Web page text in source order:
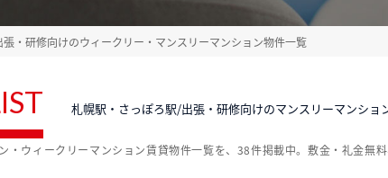
張・研修向けのウィークリー・マンスリーマンション物件一覧
札幌駅・さっぽろ駅/出張・研修向けのマンスリーマンシ
ウィークリーマンション賃貸物件一覧を、38件掲載中。敷金・礼金無